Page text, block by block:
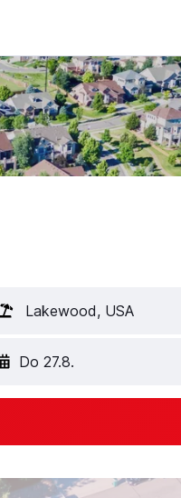
Lakewood, USA
Do 27.8.